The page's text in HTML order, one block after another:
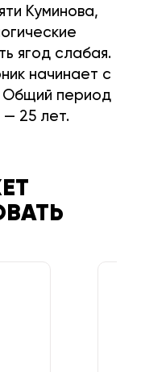
Куминова,
ягод слабая.
начинает с
Общий период
25 лет.